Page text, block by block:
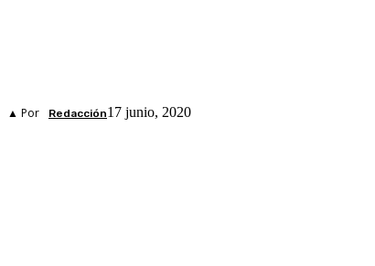
▲ Por Redacción17 junio, 2020